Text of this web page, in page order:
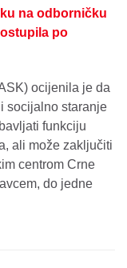
na odborničku
po
ocijenila je da
socijalno staranje
funkciju
ali može zaključiti
centrom Crne
do jedne